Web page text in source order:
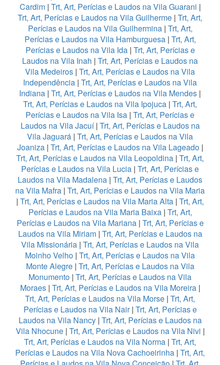
Cardim| Trt, Art, Perícias e Laudos na Vila Guarani |
Trt, Art, Perícias e Laudos na Vila Guilherme | Trt, Art,
Perícias e Laudos na Vila Guilhermina| Trt, Art,
Perícias e Laudos na Vila Hamburguesa| Trt, Art,
Perícias e Laudos na Vila Ida| Trt, Art, Perícias e
Laudos na Vila Inah | Trt, Art, Perícias e Laudos na
Vila Medeiros | Trt, Art, Perícias e Laudos na Vila
Independência | Trt, Art, Perícias e Laudos na Vila
Indiana | Trt, Art, Perícias e Laudos na Vila Mendes |
Trt, Art, Perícias e Laudos na Vila Ipojuca | Trt, Art,
Perícias e Laudos na Vila Isa | Trt, Art, Perícias e
Laudos na Vila Jacuí| Trt, Art, Perícias e Laudos na
Vila Jaguará | Trt, Art, Perícias e Laudos na Vila
Joaniza| Trt, Art, Perícias e Laudos na Vila Lageado|
Trt, Art, Perícias e Laudos na Vila Leopoldina | Trt, Art,
Perícias e Laudos na Vila Lucia | Trt, Art, Perícias e
Laudos na Vila Madalena | Trt, Art, Perícias e Laudos
na Vila Mafra | Trt, Art, Perícias e Laudos na Vila Maria
| Trt, Art, Perícias e Laudos na Vila Maria Alta | Trt, Art,
Perícias e Laudos na Vila Maria Baixa| Trt, Art,
Perícias e Laudos na Vila Mariana| Trt, Art, Perícias e
Laudos na Vila Miriam| Trt, Art, Perícias e Laudos na
Vila Missionária | Trt, Art, Perícias e Laudos na Vila
Moinho Velho | Trt, Art, Perícias e Laudos na Vila
Monte Alegre| Trt, Art, Perícias e Laudos na Vila
Monumento | Trt, Art, Perícias e Laudos na Vila
Moraes| Trt, Art, Perícias e Laudos na Vila Moreira|
Trt, Art, Perícias e Laudos na Vila Morse | Trt, Art,
Perícias e Laudos na Vila Nair| Trt, Art, Perícias e
Laudos na Vila Nancy| Trt, Art, Perícias e Laudos na
Vila Nhocune| Trt, Art, Perícias e Laudos na Vila Nivi |
Trt, Art, Perícias e Laudos na Vila Norma | Trt, Art,
Perícias e Laudos na Vila Nova Cachoeirinha | Trt, Art,